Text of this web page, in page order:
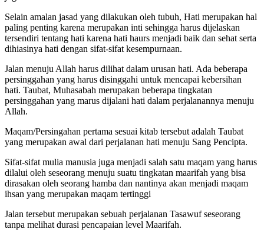
Selain amalan jasad yang dilakukan oleh tubuh, Hati merupakan hal
paling penting karena merupakan inti sehingga harus dijelaskan
tersendiri tentang hati karena hati haurs menjadi baik dan sehat serta
dihiasinya hati dengan sifat-sifat kesempurnaan.
Jalan menuju Allah harus dilihat dalam urusan hati. Ada beberapa
persinggahan yang harus disinggahi untuk mencapai kebersihan
hati. Taubat, Muhasabah merupakan beberapa tingkatan
persinggahan yang marus dijalani hati dalam perjalanannya menuju
Allah.
Maqam/Persingahan pertama sesuai kitab tersebut adalah Taubat
yang merupakan awal dari perjalanan hati menuju Sang Pencipta.
Sifat-sifat mulia manusia juga menjadi salah satu maqam yang harus
dilalui oleh seseorang menuju suatu tingkatan maarifah yang bisa
dirasakan oleh seorang hamba dan nantinya akan menjadi maqam
ihsan yang merupakan maqam tertinggi
Jalan tersebut merupakan sebuah perjalanan Tasawuf seseorang
tanpa melihat durasi pencapaian level Maarifah.